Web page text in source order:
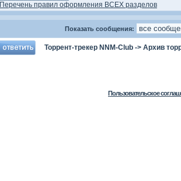
Перечень правил оформления ВСЕХ разделов
Показать сообщения:
Торрент-трекер NNM-Club -> Архив
Пользовательское